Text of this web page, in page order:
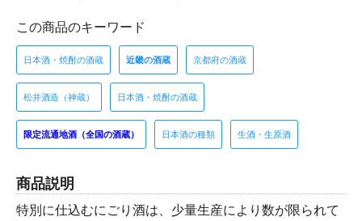
この商品のキーワード
日本酒・焼酎の酒蔵 近畿の酒蔵 京都府の酒蔵
松井酒造（神蔵） 日本酒・焼酎の酒蔵
限定流通地酒（全国の酒蔵） 日本酒の種類 生酒・生原酒
商品説明
特別に仕込むにごり酒は、少量生産により数が限られて